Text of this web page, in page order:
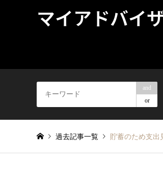
マイアドバイ
and
or
過去記事一覧 貯蓄のため支出